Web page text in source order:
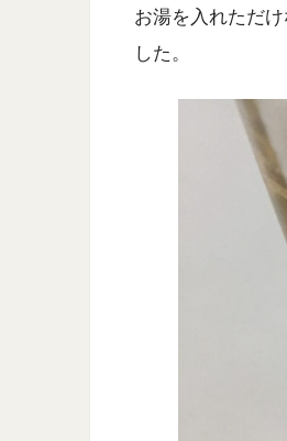
お湯を入れただ
した。